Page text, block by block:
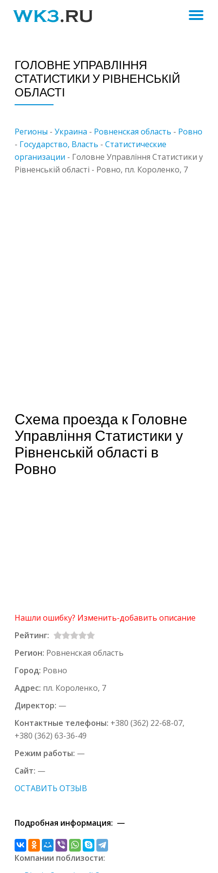
ГОЛОВНЕ УПРАВЛІННЯ
СТАТИСТИКИ У РІВНЕНСЬКІЙ
ОБЛАСТІ
Регионы - Украина - Ровненская область - Ровно
- Государство, Власть - Статистические
организации - Головне Управління Статистики у
Рівненській області - Ровно, пл. Короленко, 7
Схема проезда к Головне
Управління Статистики у
Рівненській області в
Ровно
Нашли ошибку? Изменить-добавить описание
Рейтинг:
Регион: Ровненская область
Город: Ровно
Адрес: пл. Короленко, 7
Директор: —
Контактные телефоны: +380 (362) 22-68-07,
+380 (362) 63-36-49
Режим работы: —
Сайт: —
ОСТАВИТЬ ОТЗЫВ
Подробная информация: —
Компании поблизости: